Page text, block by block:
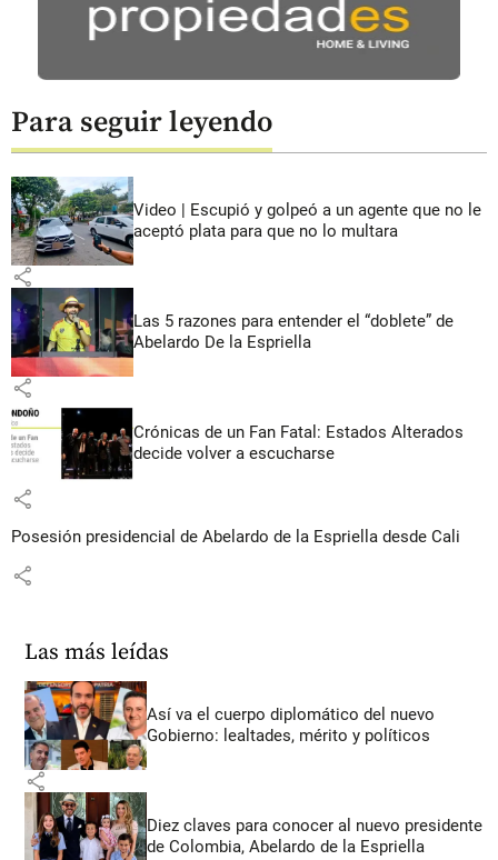
Para seguir leyendo
Video | Escupió y golpeó a un agente que no le
aceptó plata para que no lo multara
share
Las 5 razones para entender el “doblete” de
Abelardo De la Espriella
share
Crónicas de un Fan Fatal: Estados Alterados
decide volver a escucharse
share
Posesión presidencial de Abelardo de la Espriella desde Cali
share
Las más leídas
Así va el cuerpo diplomático del nuevo
Gobierno: lealtades, mérito y políticos
share
Diez claves para conocer al nuevo presidente
de Colombia, Abelardo de la Espriella